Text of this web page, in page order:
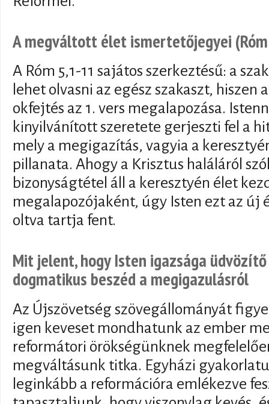
A megváltott élet ismertetőjegyei
A Róm 5,1-11 sajátos szerkeztésű: a
lehet olvasni az egész szakaszt, hiszen
okfejtés az 1. vers megalapozása.
kinyilvánított szeretete gerjeszti fel a
mely a megigazítás, vagyia a
pillanata. Ahogy a Krisztus haláláról
bizonyságtétel áll a keresztyén élet
megalapozójaként, úgy Isten ezt az új
oltva tartja fent.
Mit jelent, hogy Isten igazsága
dogmatikus beszéd a megigazulásról
Az Újszövetség szövegállományát
igen keveset mondhatunk az ember
reformátori örökségünknek
megváltásunk titka. Egyházi
leginkább a reformációra emlékezve